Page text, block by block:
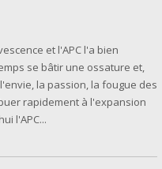
et l'APC l'a bien
se bâtir une ossature et,
la passion, la fougue des
rapidement à l'expansion
l'APC...